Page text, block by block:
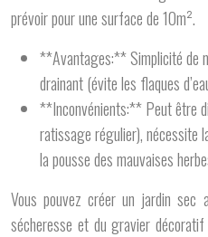
prévoir pour une surface de 10m².
**Avantages:** Simplicité de
drainant (évite les flaques
**Inconvénients:** Peut être
ratissage régulier), nécessite
la pousse des mauvaises
Vous pouvez créer un jardin sec
sécheresse et du gravier